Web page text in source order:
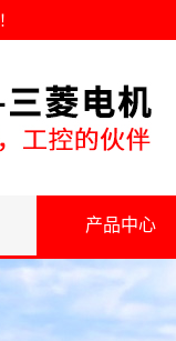
！
产品中心